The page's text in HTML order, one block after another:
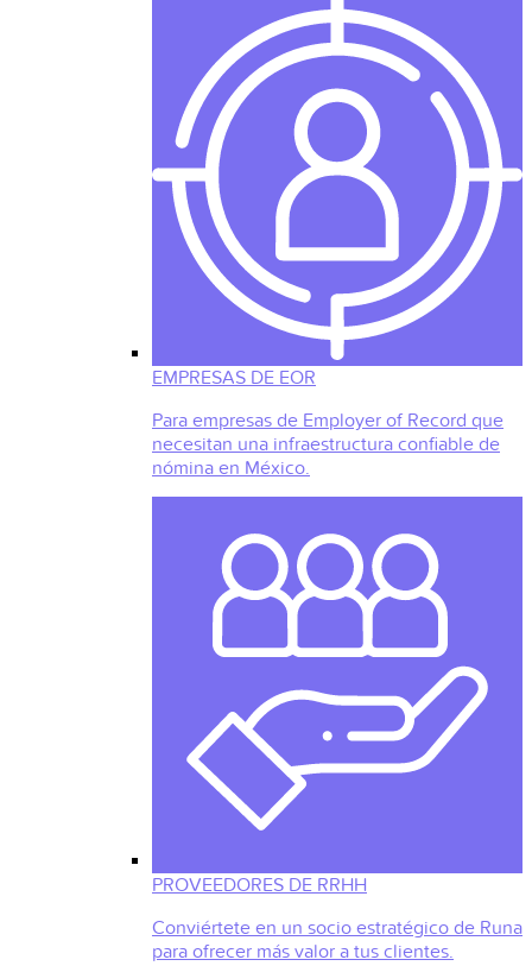
EMPRESAS DE EOR
Para empresas de Employer of Record que
necesitan una infraestructura confiable de
nómina en México.
PROVEEDORES DE RRHH
Conviértete en un socio estratégico de Runa
para ofrecer más valor a tus clientes.